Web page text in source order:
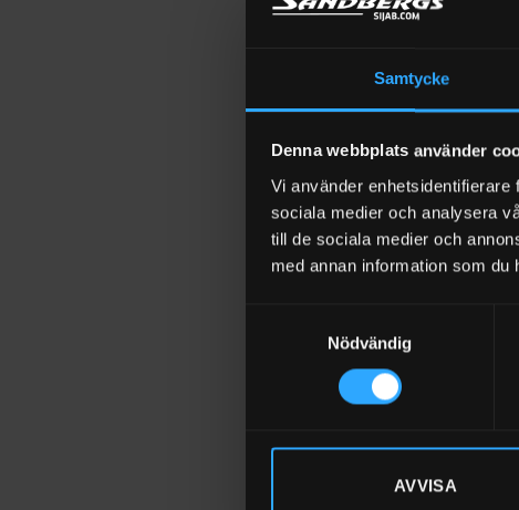
Samtycke
Denna webbplats använder
Vi använder
sociala medier och analysera
till de sociala medier och
med annan information som
Nödvändig
AVVISA
Tillbehör
6 600krExkl
I LAGER (1-3
−
LÄGG TILL
Piusi B.Smart